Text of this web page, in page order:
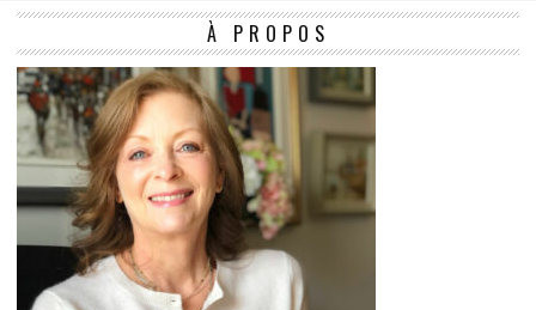
À PROPOS